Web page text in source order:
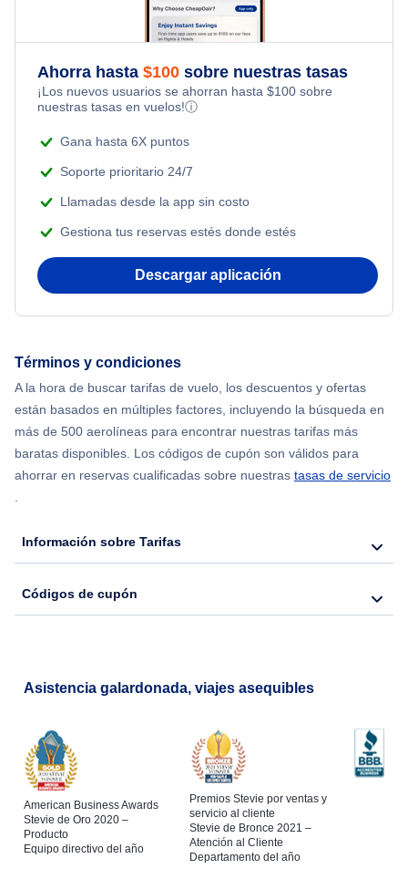
Flights Under $199
Flights from Nueva York to Tel Aviv
Flights from Nueva York to Estanbul
Flights from Nueva York to Singapur
Flights from Nueva York to Mumbai
Flights from Shanghai to Nueva York
Flights from Nueva York to Seúl
Flights from Nueva York to Hong Kong
Adventure Vacations
Ahorra hasta $100 sobre nuestras tasas
¡Los nuevos usuarios se ahorran hasta $100 sobre
nuestras tasas en vuelos!ⓘ
Gana hasta 6X puntos
Soporte prioritario 24/7
Llamadas desde la app sin costo
Gestiona tus reservas estés donde estés
Descargar aplicación
Términos y condiciones
A la hora de buscar tarifas de vuelo, los descuentos y ofertas
están basados en múltiples factores, incluyendo la búsqueda en
más de 500 aerolíneas para encontrar nuestras tarifas más
baratas disponibles. Los códigos de cupón son válidos para
ahorrar en reservas cualificadas sobre nuestras tasas de servicio
.
Información sobre Tarifas
Códigos de cupón
Asistencia galardonada, viajes asequibles
American Business Awards
Stevie de Oro 2020 –
Producto
Equipo directivo del año
Premios Stevie por ventas y
servicio al cliente
Stevie de Bronce 2021 –
Atención al Cliente
Departamento del año